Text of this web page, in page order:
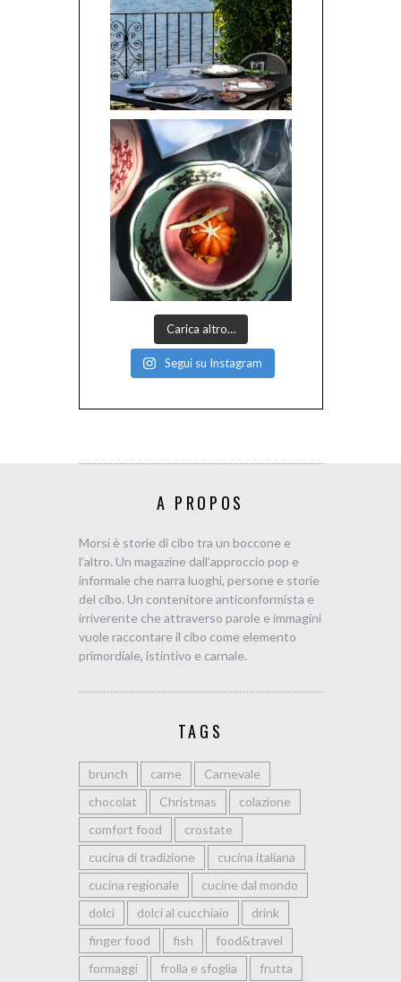
Carica altro…
Segui su Instagram
A PROPOS
Morsi è storie di cibo tra un boccone e
l’altro. Un magazine dall’approccio pop e
informale che narra luoghi, persone e storie
del cibo. Un contenitore anticonformista e
irriverente che attraverso parole e immagini
vuole raccontare il cibo come elemento
primordiale, istintivo e carnale.
TAGS
brunch carne
Carnevale
chocolat
Christmas
colazione
comfort food
crostate
cucina di tradizione
cucina italiana
cucina regionale
cucine dal mondo
dolci
dolci al cucchiaio
drink
finger food
fish
food&travel
formaggi
frolla e sfoglia frutta